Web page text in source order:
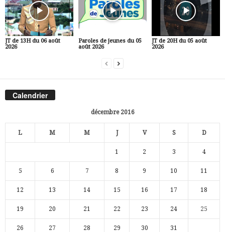
JT de 13H du 06 août
2026
Paroles de jeunes du 05
août 2026
JT de 20H du 05 août
2026
Calendrier
décembre 2016
L M M J V S D
1 2 3 4
5 6 7 8 9 10 11
12 13 14 15 16 17 18
19 20 21 22 23 24 25
26 27 28 29 30 31